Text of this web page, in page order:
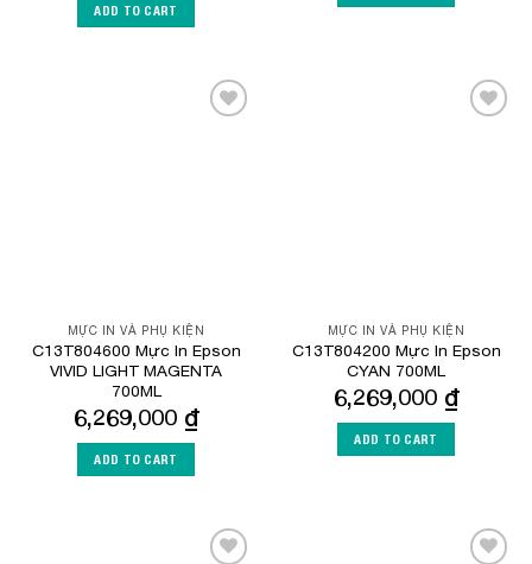
ADD TO CART
MỰC IN VÀ PHỤ KIỆN
C13T804600 Mực In Epson
VIVID LIGHT MAGENTA
700ML
6,269,000 ₫
ADD TO CART
MỰC IN VÀ PHỤ KIỆN
C13T804200 Mực In Epson
CYAN 700ML
6,269,000 ₫
ADD TO CART